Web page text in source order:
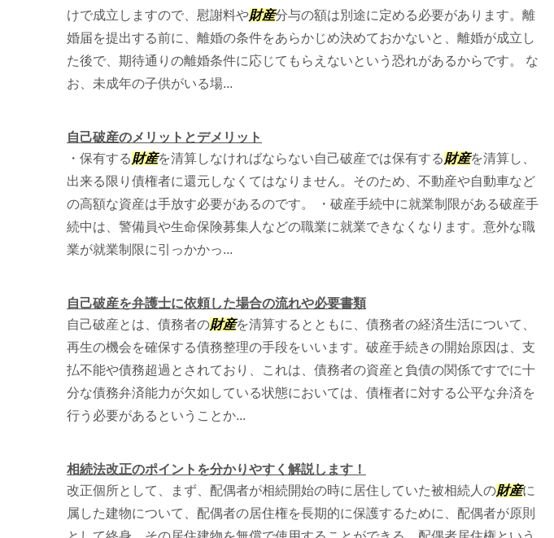
けで成立しますので、慰謝料や財産分与の額は別途に定める必要があります。離
婚届を提出する前に、離婚の条件をあらかじめ決めておかないと、離婚が成立し
た後で、期待通りの離婚条件に応じてもらえないという恐れがあるからです。 な
お、未成年の子供がいる場...
自己破産のメリットとデメリット
・保有する財産を清算しなければならない自己破産では保有する財産を清算し、
出来る限り債権者に還元しなくてはなりません。そのため、不動産や自動車など
の高額な資産は手放す必要があるのです。 ・破産手続中に就業制限がある破産手
続中は、警備員や生命保険募集人などの職業に就業できなくなります。意外な職
業が就業制限に引っかかっ...
自己破産を弁護士に依頼した場合の流れや必要書類
自己破産とは、債務者の財産を清算するとともに、債務者の経済生活について、
再生の機会を確保する債務整理の手段をいいます。破産手続きの開始原因は、支
払不能や債務超過とされており、これは、債務者の資産と負債の関係ですでに十
分な債務弁済能力が欠如している状態においては、債権者に対する公平な弁済を
行う必要があるということか...
相続法改正のポイントを分かりやすく解説します！
改正個所として、まず、配偶者が相続開始の時に居住していた被相続人の財産に
属した建物について、配偶者の居住権を長期的に保護するために、配偶者が原則